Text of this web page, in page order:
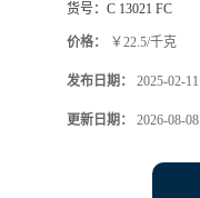
货号： C 13021 FC
价格： ￥22.5/千克
发布日期： 2025-02-11
更新日期： 2026-08-08